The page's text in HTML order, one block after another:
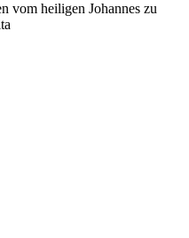
vom heiligen Johannes zu